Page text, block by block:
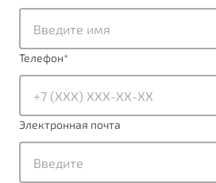
от 1 699 990 ₽*
Обзор В наличии
X70
Подробно
Автомобили в наличии
Тест-драйв
Спецпредложения
Будьте еще более уверены на
Преимущества программы
Телефон*
Электронная почта